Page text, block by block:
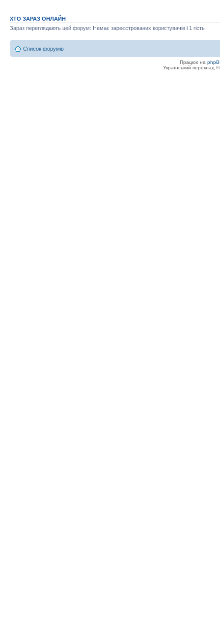
ХТО ЗАРАЗ ОНЛАЙН
Зараз переглядають цей форум: Немає зареєстрованих користувачів і 1 гість
Список форумів
Працює на
Український переклад